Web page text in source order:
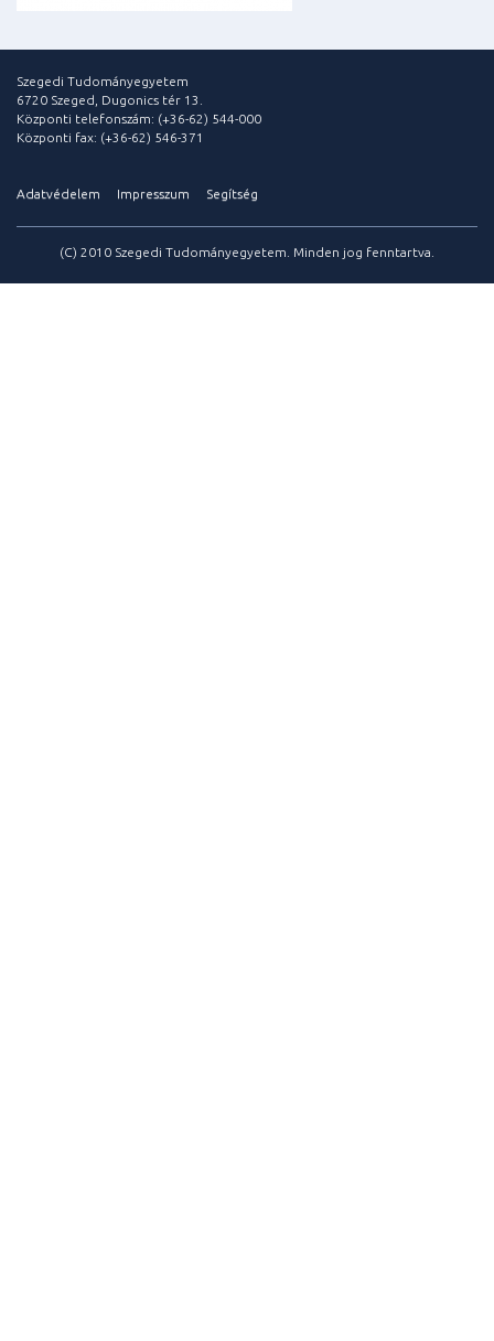
Szegedi Tudományegyetem
6720 Szeged, Dugonics tér 13.
Központi telefonszám: (+36-62) 544-000
Központi fax: (+36-62) 546-371
Adatvédelem Impresszum Segítség
(C) 2010 Szegedi Tudományegyetem. Minden jog fenntartva.